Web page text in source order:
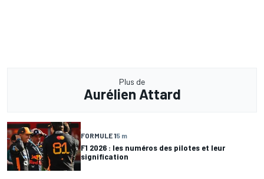
Plus de
Aurélien Attard
FORMULE 15 m
F1 2026 : les numéros des pilotes et leur
signification